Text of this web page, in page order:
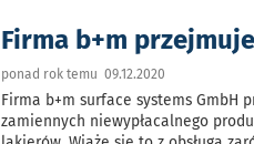
Firma b+m
ponad rok temu 09.12.2020
Firma b+m surface systems GmbH
zamiennych niewypłacalnego